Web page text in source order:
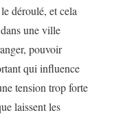
déroulé, et cela
une ville
pouvoir
qui influence
tension trop forte
laissent les